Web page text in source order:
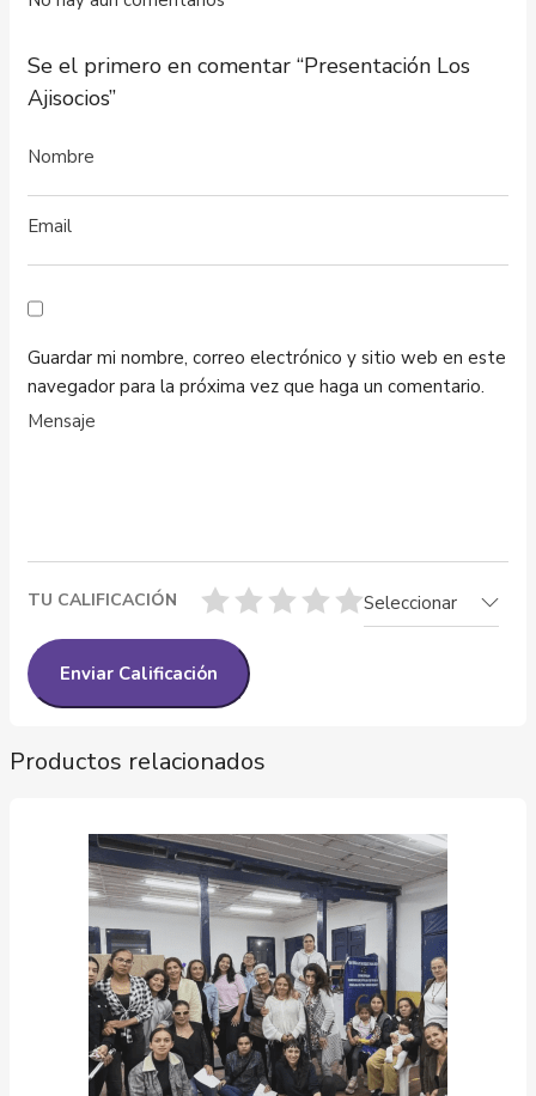
Se el primero en comentar “Presentación Los
Ajisocios”
Guardar mi nombre, correo electrónico y sitio web en este
navegador para la próxima vez que haga un comentario.
TU CALIFICACIÓN Seleccionar
Productos relacionados